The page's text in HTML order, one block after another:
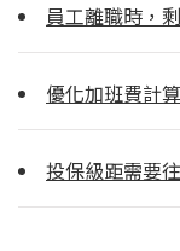
員工離職時，
優化加班費計
投保級距需要